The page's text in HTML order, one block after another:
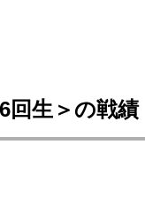
回生＞の戦績